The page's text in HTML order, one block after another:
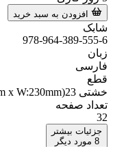
افزودن به سبد خرید
شابک
978-964-389-555-6
زبان
فارسی
قطع
خشتی 23(L:230mm x W:230mm)
تعداد صفحه
32
جزئیات بیشتر
8 مورد دیگر